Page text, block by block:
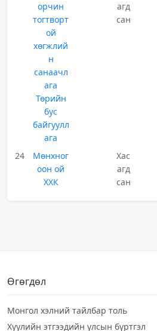
орчин
тогтворт
ой
хөгжлий
н
санаачл
ага
Төрийн
бус
байгуулл
ага
агд
сан
24
Мөнхног
оон ой
ХХК
Хас
агд
сан
Өгөгдөл
Монгол хэлний тайлбар толь
Хуулийн этгээдийн улсын бүртгэл